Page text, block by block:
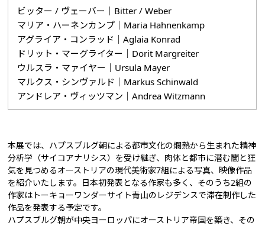
ビッター / ヴェーバー｜Bitter / Weber
マリア・ハーネンカンプ｜Maria Hahnenkamp
アグライア・コンラッド｜Aglaia Konrad
ドリット・マーグライター｜Dorit Margreiter
ウルスラ・マァイヤー｜Ursula Mayer
マルクス・シンヴァルド｜Markus Schinwald
アンドレア・ヴィッツマン｜Andrea Witzmann
本展では、ハプスブルグ朝による都市文化の爛熟から生まれた精神
分析学（サイコアナリシス）を受け継ぎ、肉体と都市に潜む闇と狂
気を見つめるオーストリアの現代美術家7組による写真、映像作品
を紹介いたします。日本初発表となる作家も多く、そのうち2組の
作家はトーキョーワンダーサイト青山のレジデンスで滞在制作した
作品を発表する予定です。
ハプスブルグ朝が中央ヨーロッパにオーストリア帝国を築き、その